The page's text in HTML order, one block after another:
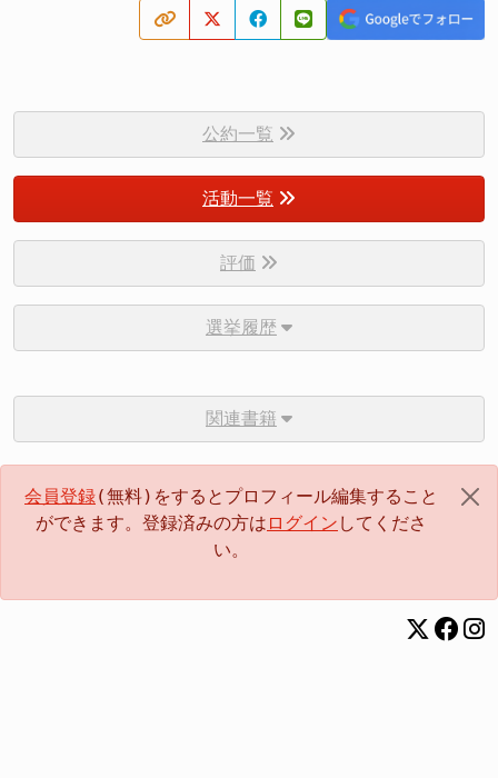
公約一覧
活動一覧
評価
選挙履歴
関連書籍
会員登録(無料)をするとプロフィール編集すること
ができます。登録済みの方は ログイン してくださ
い。